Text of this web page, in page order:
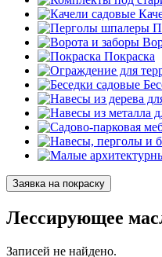
Покраска
Заявка на покраску
Лессирующее
Записей не найдено.